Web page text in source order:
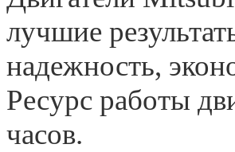
лучшие
надежность,
Ресурс работы
часов.